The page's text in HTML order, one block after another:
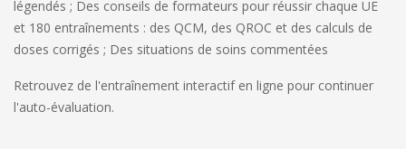
légendés ; Des conseils de formateurs pour réussir chaque UE
et 180 entraînements : des QCM, des QROC et des calculs de
doses corrigés ; Des situations de soins commentées
Retrouvez de l'entraînement interactif en ligne pour continuer
l'auto-évaluation.